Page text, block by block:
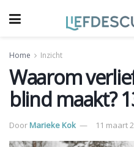
Home Inzicht
Waarom
blind maakt?
DoorMarieke Kok 11 maart